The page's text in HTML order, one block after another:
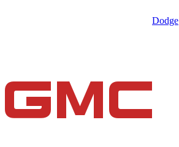
Dodge